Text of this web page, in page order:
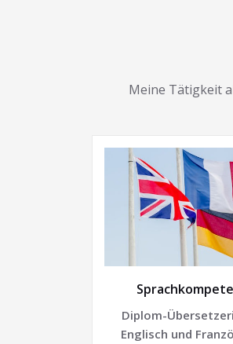
Meine Tätigkeit
Diplom-
Englisch und